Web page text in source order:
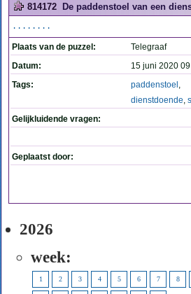
814172 De paddenstoel van een
........
Plaats van de puzzel:
Telegraaf
Datum:
15 juni 2020
Tags:
paddenstoel ,
dienstdoende,
Gelijkluidende vragen:
Geplaatst door:
2026
week:
1 2 3 4 5 6 7 8